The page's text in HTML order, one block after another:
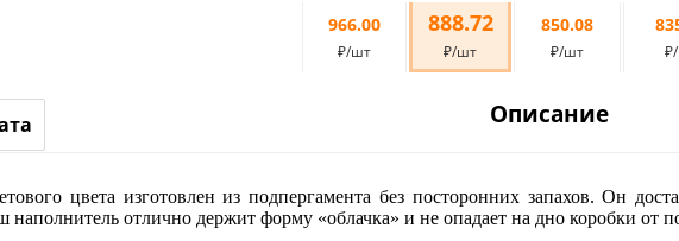
966.00
₽/шт
888.72
₽/шт
850.08
₽/шт
Описание
цвета изготовлен из подпергамента без посторонних запахов. Он
отлично держит форму «облачка» и не опадает на дно коробки от